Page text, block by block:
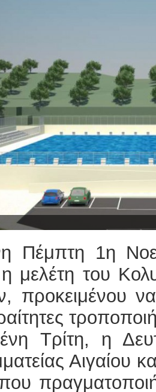
Πέμπτη 1η
μελέτη του
προκειμένου
Τρίτη, η
Αιγαίου